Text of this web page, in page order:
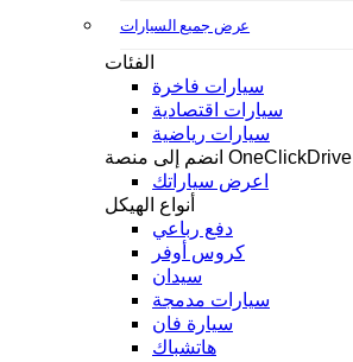
عرض جميع السيارات
الفئات
سيارات فاخرة
سيارات اقتصادية
سيارات رياضية
انضم إلى منصة OneClickDrive
اعرض سياراتك
أنواع الهيكل
دفع رباعي
كروس أوفر
سيدان
سيارات مدمجة
سيارة فان
هاتشباك